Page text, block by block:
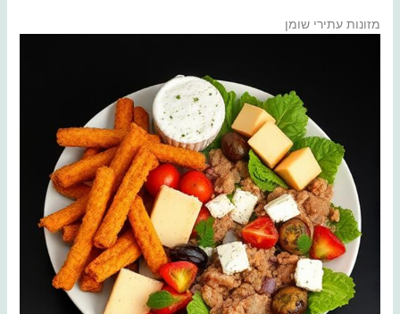
מזונות עתירי שומן